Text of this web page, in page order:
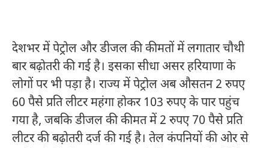
देशभर में पेट्रोल और डीजल की कीमतों में लगातार चौथी
बार बढ़ोतरी की गई है। इसका सीधा असर हरियाणा के
लोगों पर भी पड़ा है। राज्य में पेट्रोल अब औसतन 2 रुपए
60 पैसे प्रति लीटर महंगा होकर 103 रुपए के पार पहुंच
गया है, जबकि डीजल की कीमत में 2 रुपए 70 पैसे प्रति
लीटर की बढ़ोतरी दर्ज की गई है। तेल कंपनियों की ओर से